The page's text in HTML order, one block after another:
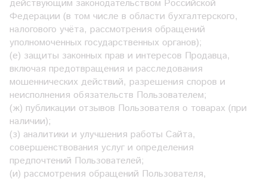
действующим законодательством Российской
Федерации (в том числе в области бухгалтерского,
налогового учёта, рассмотрения обращений
уполномоченных государственных органов);
(е) защиты законных прав и интересов Продавца,
включая предотвращения и расследования
мошеннических действий, разрешения споров и
неисполнения обязательств Пользователем;
(ж) публикации отзывов Пользователя о товарах (при
наличии);
(з) аналитики и улучшения работы Сайта,
совершенствования услуг и определения
предпочтений Пользователей;
(и) рассмотрения обращений Пользователя,